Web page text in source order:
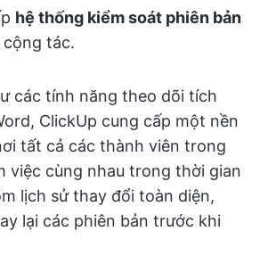
hệ thống kiểm soát phiên bản
tác.
các tính năng theo dõi tích
ClickUp cung cấp một nền
tất cả các thành viên trong
việc cùng nhau trong thời gian
lịch sử thay đổi toàn diện,
lại các phiên bản trước khi